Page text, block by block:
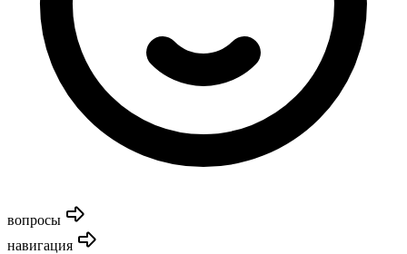
вопросы
навигация